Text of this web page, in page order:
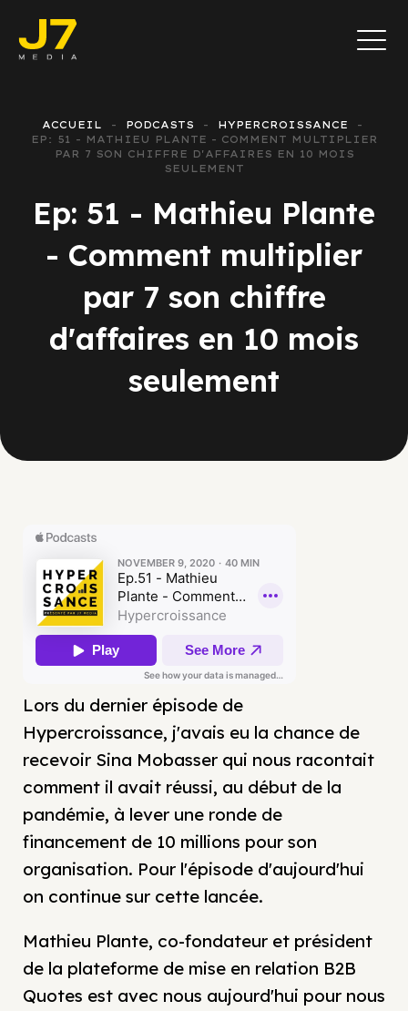
ACCUEIL PODCASTS
HYPERCROISSANCE
EP: 51 - MATHIEU PLANTE - COMMENT MULTIPLIER
PAR 7 SON CHIFFRE D'AFFAIRES EN 10 MOIS
SEULEMENT
Ep: 51 - Mathieu Plante
- Comment multiplier
par 7 son chiffre
d'affaires en 10 mois
seulement
Lors du dernier épisode de
Hypercroissance, j'avais eu la chance de
recevoir Sina Mobasser qui nous racontait
comment il avait réussi, au début de la
pandémie, à lever une ronde de
financement de 10 millions pour son
organisation. Pour l'épisode d'aujourd'hui
on continue sur cette lancée.
Mathieu Plante, co-fondateur et président
de la plateforme de mise en relation B2B
Quotes est avec nous aujourd'hui pour nous